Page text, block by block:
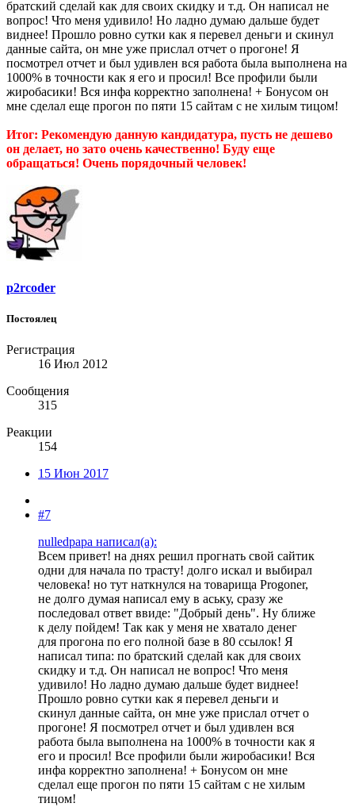
братский сделай как для своих скидку и т.д. Он написал не
вопрос! Что меня удивило! Но ладно думаю дальше будет
виднее! Прошло ровно сутки как я перевел деньги и скинул
данные сайта, он мне уже прислал отчет о прогоне! Я
посмотрел отчет и был удивлен вся работа была выполнена на
1000% в точности как я его и просил! Все профили были
жиробасики! Вся инфа корректно заполнена! + Бонусом он
мне сделал еще прогон по пяти 15 сайтам с не хилым тицом!
Итог: Рекомендую данную кандидатура, пусть не дешево
он делает, но зато очень качественно! Буду еще
обращаться! Очень порядочный человек!
p2rcoder
Постоялец
Регистрация
16 Июл 2012
Сообщения
315
Реакции
154
15 Июн 2017
#7
nulledpapa написал(а):
Всем привет! на днях решил прогнать свой сайтик
одни для начала по трасту! долго искал и выбирал
человека! но тут наткнулся на товарища Progoner,
не долго думая написал ему в аську, сразу же
последовал ответ ввиде: "Добрый день". Ну ближе
к делу пойдем! Так как у меня не хватало денег
для прогона по его полной базе в 80 ссылок! Я
написал типа: по братский сделай как для своих
скидку и т.д. Он написал не вопрос! Что меня
удивило! Но ладно думаю дальше будет виднее!
Прошло ровно сутки как я перевел деньги и
скинул данные сайта, он мне уже прислал отчет о
прогоне! Я посмотрел отчет и был удивлен вся
работа была выполнена на 1000% в точности как я
его и просил! Все профили были жиробасики! Вся
инфа корректно заполнена! + Бонусом он мне
сделал еще прогон по пяти 15 сайтам с не хилым
тицом!